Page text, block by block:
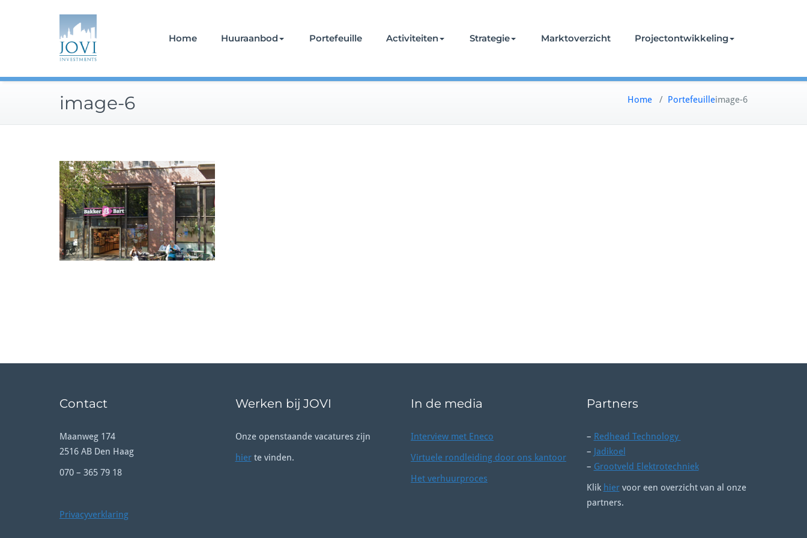
Home Huuraanbod Portefeuille Activiteiten Strategie Marktoverzicht Projectontwikkeling
image-6 Home / Portefeuilleimage-6
Contact
Maanweg 174
2516 AB Den Haag
070 – 365 79 18
Privacyverklaring
Werken bij JOVI
Onze openstaande vacatures zijn
hierte vinden.
In de media
Interview met Eneco
Virtuele rondleiding door ons kantoor
Het verhuurproces
Partners
– Redhead Technology
– Jadikoel
– Grootveld Elektrotechniek
Klik hiervoor een overzicht van al onze
partners.